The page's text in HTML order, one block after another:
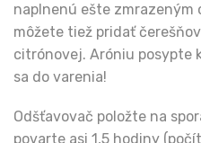
naplnenú ešte zmrazeným
môžete tiež pridať
citrónovej. Aróniu posypte
sa do varenia!
Odšťavovač položte na
povarte asi 1,5 hodiny